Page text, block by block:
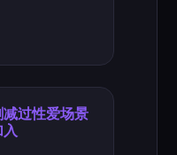
减过性爱场景